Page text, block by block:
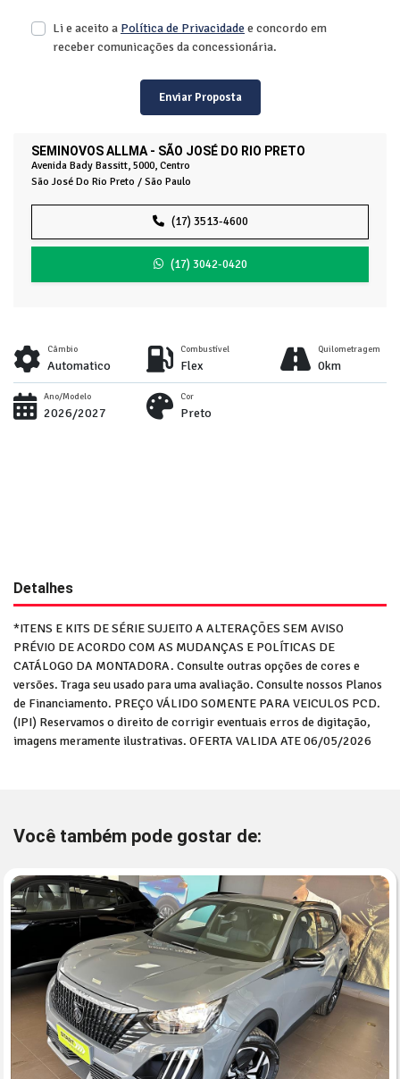
SEMINOVOS ALLMA - SÃO JOSÉ DO RIO PRETO
Avenida Bady Bassitt, 5000, Centro
São José Do Rio Preto / São Paulo
(17) 3513-4600
(17) 3042-0420
Li e aceito a Política de Privacidadee concordo em
receber comunicações da concessionária.
Enviar Proposta
Câmbio
Automatico
Combustível
Flex
Quilometragem
0km
Ano/Modelo
2026/2027
Cor
Preto
Detalhes
*ITENS E KITS DE SÉRIE SUJEITO A ALTERAÇÕES SEM AVISO
PRÉVIO DE ACORDO COM AS MUDANÇAS E POLÍTICAS DE
CATÁLOGO DA MONTADORA. Consulte outras opções de cores e
versões. Traga seu usado para uma avaliação. Consulte nossos Planos
de Financiamento. PREÇO VÁLIDO SOMENTE PARA VEICULOS PCD.
(IPI) Reservamos o direito de corrigir eventuais erros de digitação,
imagens meramente ilustrativas. OFERTA VALIDA ATE 06/05/2026
Você também pode gostar de: